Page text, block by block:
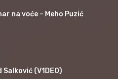
na voće – Meho Puzić
Salković (V1DEO)